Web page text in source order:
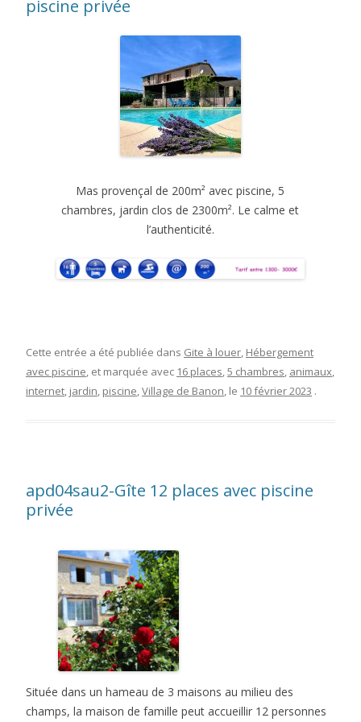
piscine privée
Mas provençal de 200m² avec piscine, 5
chambres, jardin clos de 2300m². Le calme et
l’authenticité.
Cette entrée a été publiée dans Gite à louer, Hébergement
avec piscine, et marquée avec 16 places,5 chambres, animaux,
internet, jardin, piscine,Village de Banon, le 10 février 2023 .
apd04sau2-Gîte 12 places avec piscine
privée
Située dans un hameau de 3 maisons au milieu des
champs, la maison de famille peut accueillir 12 personnes